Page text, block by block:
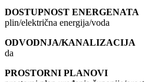
DOSTUPNOST ENERGENATA
plin/električna energija/voda
ODVODNJA/KANALIZACIJA
da
PROSTORNI PLANOVI